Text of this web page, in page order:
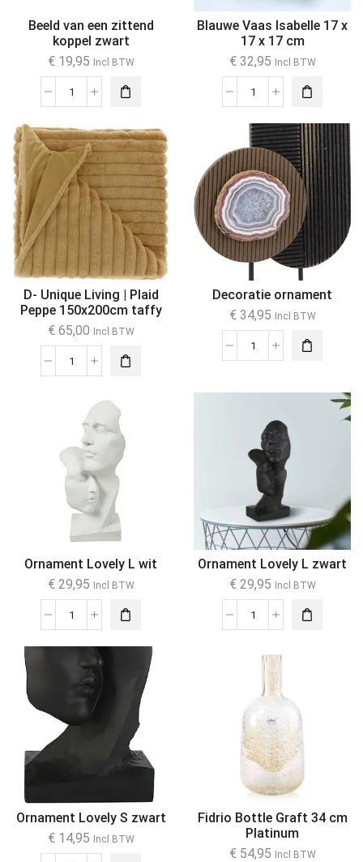
Beeld van een zittend
koppel zwart
€19,95 Incl BTW
Blauwe Vaas Isabelle 17 x
17 x 17 cm
€32,95 Incl BTW
D- Unique Living | Plaid
Peppe 150x200cm taffy
€65,00 Incl BTW
Decoratie ornament
€34,95 Incl BTW
Ornament Lovely L wit
€29,95 Incl BTW
Ornament Lovely L zwart
€29,95 Incl BTW
Ornament Lovely S zwart
€14,95 Incl BTW
Fidrio Bottle Graft 34 cm
Platinum
€54,95 Incl BTW